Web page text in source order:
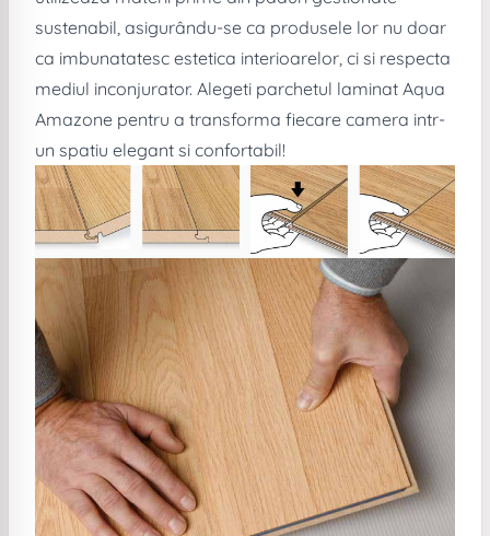
sustenabil, asigurându-se ca produsele lor nu doar
ca imbunatatesc estetica interioarelor, ci si respecta
mediul inconjurator. Alegeti parchetul laminat Aqua
Amazone pentru a transforma fiecare camera intr-
un spatiu elegant si confortabil!